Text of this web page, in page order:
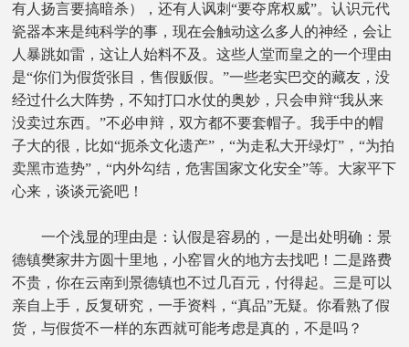
有人扬言要搞暗杀），还有人讽刺“要夺席权威”。认识元代
瓷器本来是纯科学的事，现在会触动这么多人的神经，会让
人暴跳如雷，这让人始料不及。这些人堂而皇之的一个理由
是“你们为假货张目，售假贩假。”一些老实巴交的藏友，没
经过什么大阵势，不知打口水仗的奥妙，只会申辩“我从来
没卖过东西。”不必申辩，双方都不要套帽子。我手中的帽
子大的很，比如“扼杀文化遗产”，“为走私大开绿灯”，“为拍
卖黑市造势”，“内外勾结，危害国家文化安全”等。大家平下
心来，谈谈元瓷吧！
一个浅显的理由是：认假是容易的，一是出处明确：景
德镇樊家井方圆十里地，小窑冒火的地方去找吧！二是路费
不贵，你在云南到景德镇也不过几百元，付得起。三是可以
亲自上手，反复研究，一手资料，“真品”无疑。你看熟了假
货，与假货不一样的东西就可能考虑是真的，不是吗？